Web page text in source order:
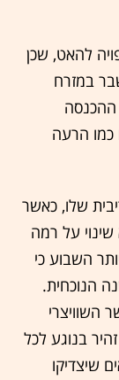
להאט, שכן
במזרח
ההכנסה
כמו הרעה
שלו, כאשר
על רמה
יותר השבוע כי
הנוכחית.
השוויצרי
בנוגע לכל
שיצדיקו